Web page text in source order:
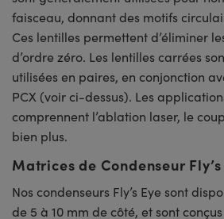
faisceau, donnant des motifs
Ces lentilles permettent d’éliminer
d’ordre zéro. Les lentilles carrées
utilisées en paires, en conjonction
PCX (voir ci-dessus). Les
comprennent l’ablation laser, le
bien plus.
Matrices de Condenseur Fly’s
Nos condenseurs Fly’s Eye sont
de 5 à 10 mm de côté, et sont